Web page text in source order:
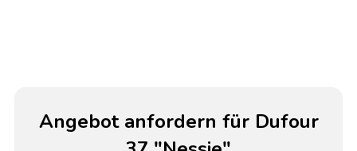
Angebot anfordern für Dufour